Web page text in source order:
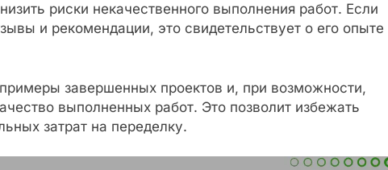
риски некачественного выполнения работ. Если
и рекомендации, это свидетельствует о его опыте
завершенных проектов и, при возможности,
выполненных работ. Это позволит избежать
затрат на переделку.